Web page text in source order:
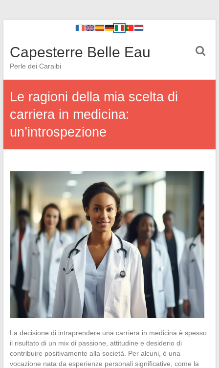
Capesterre Belle Eau
Perle dei Caraibi
Le ragioni della mia scelta di
carriera in medicina:
un’introspezione
La decisione di intraprendere una carriera in medicina è spesso
il risultato di un mix di passione, attitudine e desiderio di
contribuire positivamente alla società. Per alcuni, è una
vocazione nata da esperienze personali significative, come la